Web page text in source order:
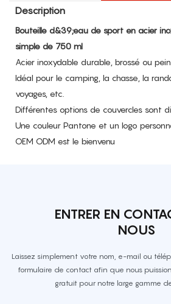
Description
Bouteille d&39;eau de sport en acier
simple de 750 ml
Acier inoxydable durable, brossé ou
Idéal pour le camping, la chasse, la
voyages, etc.
Différentes options de couvercles sont
Une couleur Pantone et un logo
OEM ODM est le bienvenu
ENTRER EN
NOUS
Laissez simplement votre nom, e-mail ou
formulaire de contact afin que nous
gratuit pour notre large gamme